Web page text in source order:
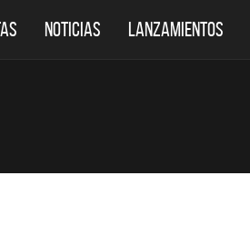
NOTICIAS LANZAMIENTOS